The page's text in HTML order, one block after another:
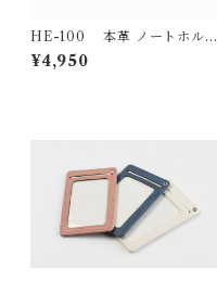
HE-100 本革 ノートホルダ
ー A5サイズ ノートカバー 手
帳カバー収納ポケット
¥4,950